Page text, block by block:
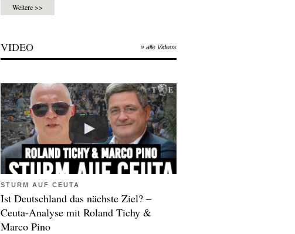
Weitere >>
VIDEO » alle Videos
STURM AUF CEUTA
Ist Deutschland das nächste Ziel? –
Ceuta-Analyse mit Roland Tichy &
Marco Pino